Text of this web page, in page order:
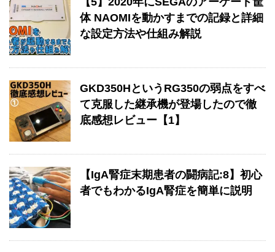
体 NAOMIを動かすまでの記録と詳細
な設定方法や仕組み解説
GKD350HというRG350の弱点をすべ
て克服した継承機が登場したので徹
底感想レビュー【1】
【IgA腎症末期患者の闘病記:8】初心
者でもわかるIgA腎症を簡単に説明